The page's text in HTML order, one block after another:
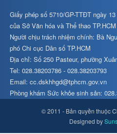
Giấy phép số 5710/GP-TTĐT ngày
của Sở Văn hóa và Thể thao TP.HCM
Người chịu trách nhiệm chính: Bà
phó Chi cục Dân số TP.HCM
Địa chỉ: Số 250 Pasteur, phường
Tel: 028.38203786 - 028.38203793
Email: cc.dskhhgd@tphcm.gov.vn
Phòng khám Sức khỏe sinh sản:
© 2011 - Bản quyền thuộc
Designed by